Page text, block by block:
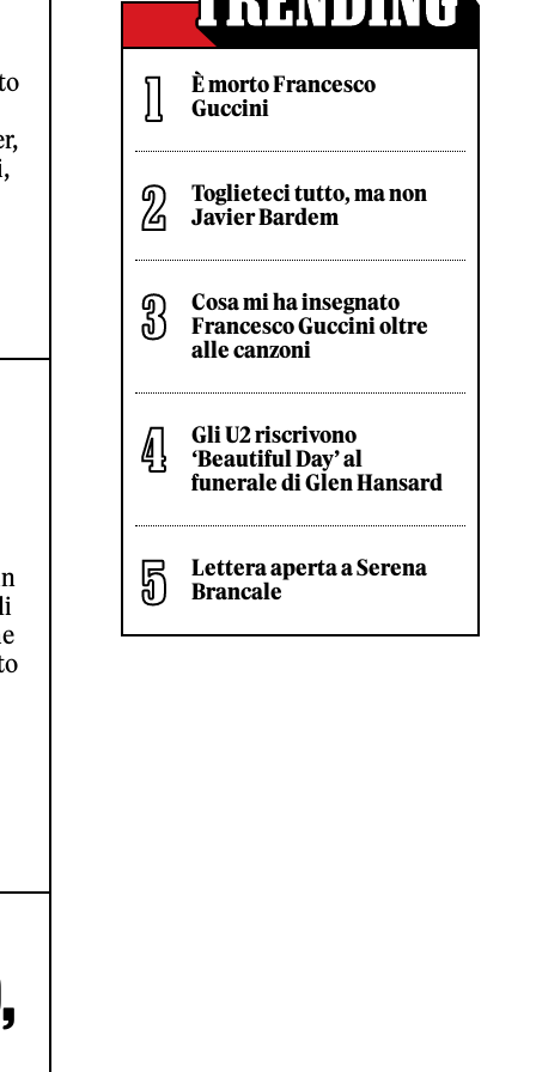
È morto Francesco
Guccini
Toglieteci tutto, ma non
Javier Bardem
Cosa mi ha insegnato
Francesco Guccini oltre
alle canzoni
Gli U2 riscrivono
‘Beautiful Day’ al
funerale di Glen Hansard
Lettera aperta a Serena
Brancale